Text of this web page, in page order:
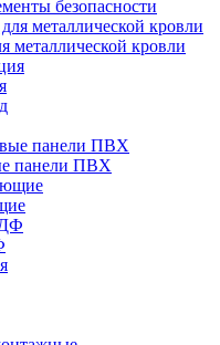
безопасности
металлической кровли
панели ПВХ